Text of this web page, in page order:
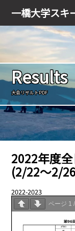
一橋大学スキ
会員ログイン
Results
大会リザルトPDF
2022年度
(2/22～2/
2022-2023
ページ 1 /